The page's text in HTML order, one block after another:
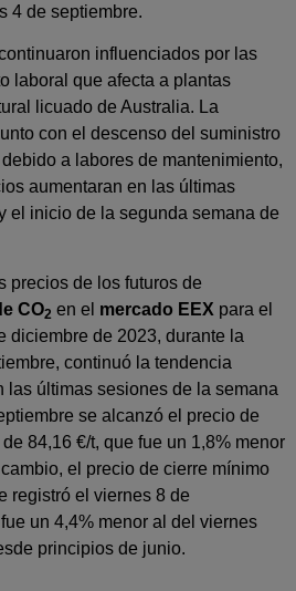
4 de septiembre.
influenciados por las
laboral que afecta a plantas
licuado de Australia. La
con el descenso del suministro
a labores de mantenimiento,
aumentaran en las últimas
el inicio de la segunda semana de
precios de los futuros de
CO2 en el mercado EEX para el
diciembre de 2023, durante la
continuó la tendencia
las últimas sesiones de la semana
se alcanzó el precio de
84,16 €/t, que fue un 1,8% menor
el precio de cierre mínimo
registró el viernes 8 de
un 4,4% menor al del viernes
principios de junio.